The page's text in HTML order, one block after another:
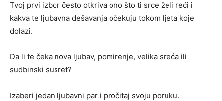
Tvoj prvi izbor često otkriva ono što ti srce želi reći i
kakva te ljubavna dešavanja očekuju tokom ljeta koje
dolazi.
Da li te čeka nova ljubav, pomirenje, velika sreća ili
sudbinski susret?
Izaberi jedan ljubavni par i pročitaj svoju poruku.